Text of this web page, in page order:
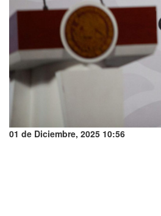
01 de Diciembre, 2025 10:56